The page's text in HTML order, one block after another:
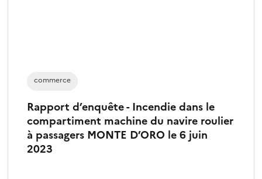
Rapport d’enquête - Incendie dans le
compartiment machine du navire roulier
à passagers MONTE D’ORO le 6 juin
2023
commerce